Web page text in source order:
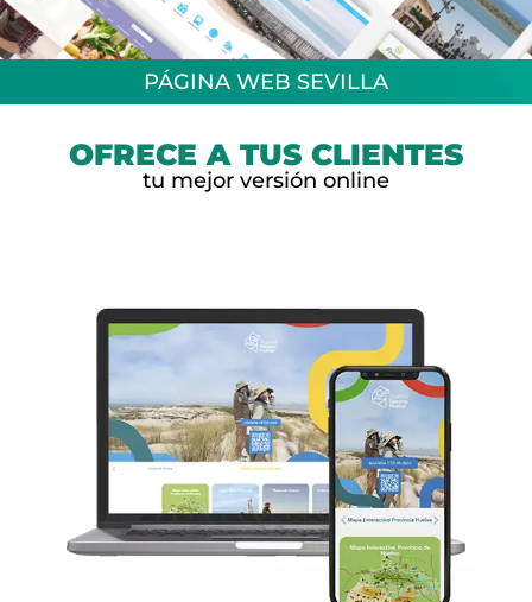
DISEÑO WEB SEVILLA
PÁGINA WEB SEVILLA
OFRECE A TUS CLIENTES
tu mejor versión online